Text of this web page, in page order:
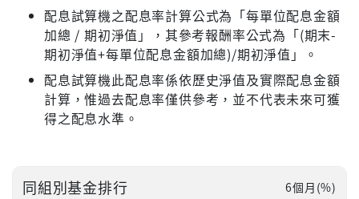
配息試算機之配息率計算公式為「每單位配息金額
加總 / 期初淨值」，其參考報酬率公式為「(期末-
期初淨值+每單位配息金額加總)/期初淨值」。
配息試算機此配息率係依歷史淨值及實際配息金額
計算，惟過去配息率僅供參考，並不代表未來可獲
得之配息水準。
同組別基金排行 6個月(%)